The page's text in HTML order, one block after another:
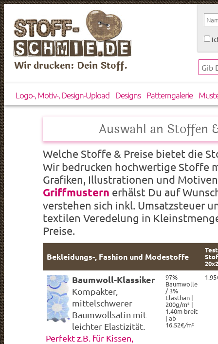
Wir drucken: Dein Stoff.
Logo-, Motiv-, Design-Upload Designs Patterngalerie
Auswahl an Stoffen
Welche Stoffe & Preise bietet die
Wir bedrucken hochwertige Stoffe
Grafiken, Illustrationen und
Griffmustern erhälst Du auf
verstehen sich inkl. Umsatzsteuer
textilen Veredelung in
Preise.
Bekleidungs-, Fashion und Modestoffe
Baumwoll-Klassiker
Kompakter,
mittelschwerer
Baumwollsatin mit
leichter Elastizität.
Perfekt z.B. für Kissen,
97%
Baumwolle
/ 3%
Elasthan |
200g/m² |
1.40m breit
| ab
16.52€/m²